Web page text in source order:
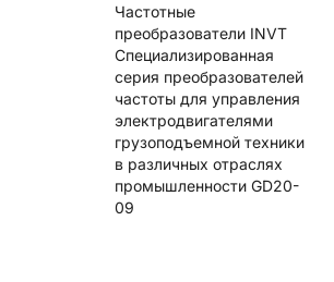
Частотные
преобразователи INVT
Специализированная
серия преобразователей
частоты для управления
электродвигателями
грузоподъемной техники
в различных отраслях
промышленности GD20-
09